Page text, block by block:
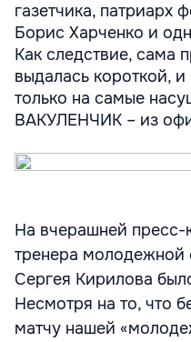
газетчика, патриарх
Борис Харченко и
Как следствие, сама
выдалась короткой,
только на самые
ВАКУЛЕНЧИК – из
На вчерашней пресс-
тренера
Сергея Кирилова
Несмотря на то, что
матчу нашей